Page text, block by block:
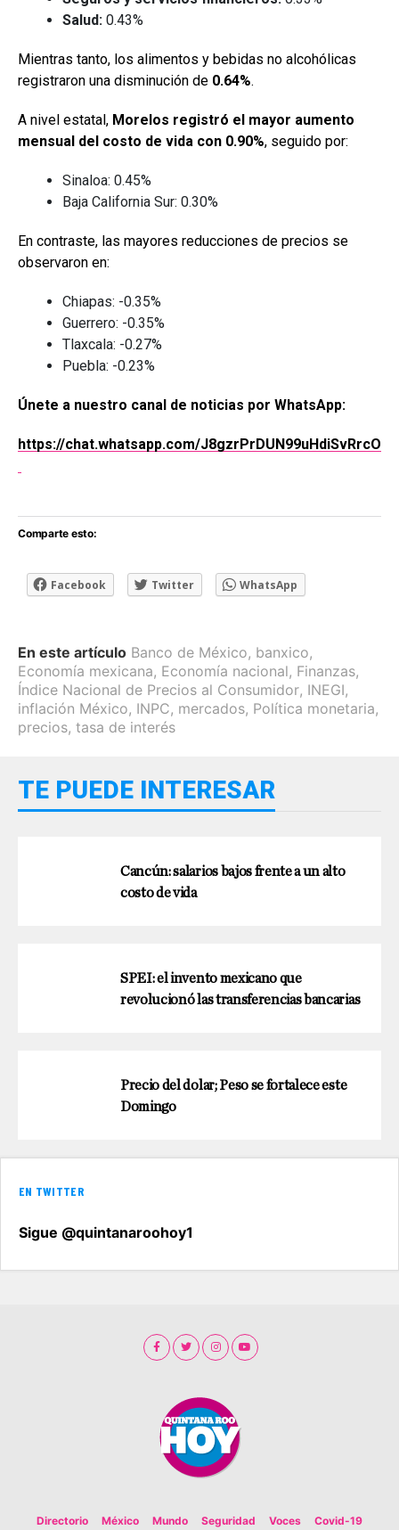
Salud: 0.43%
Mientras tanto, los alimentos y bebidas no alcohólicas
registraron una disminución de 0.64%.
A nivel estatal, Morelos registró el mayor aumento
mensual del costo de vida con 0.90%, seguido por:
Sinaloa: 0.45%
Baja California Sur: 0.30%
En contraste, las mayores reducciones de precios se
observaron en:
Chiapas: -0.35%
Guerrero: -0.35%
Tlaxcala: -0.27%
Puebla: -0.23%
Únete a nuestro canal de noticias por WhatsApp:
https://chat.whatsapp.com/J8gzrPrDUN99uHdiSvRrcO
Comparte esto:
Facebook Twitter WhatsApp
En este artículo Banco de México, banxico,
Economía mexicana, Economía nacional, Finanzas,
Índice Nacional de Precios al Consumidor, INEGI,
inflación México, INPC, mercados, Política monetaria,
precios, tasa de interés
TE PUEDE INTERESAR
Cancún: salarios bajos frente a un alto
costo de vida
SPEI: el invento mexicano que
revolucionó las transferencias bancarias
Precio del dolar; Peso se fortalece este
Domingo
EN TWITTER
Sigue @quintanaroohoy1
Directorio México Mundo Seguridad Voces Covid-19